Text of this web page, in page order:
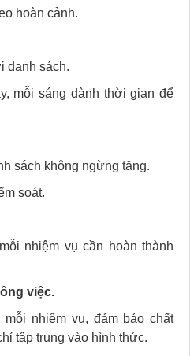
hoàn cảnh.
danh sách.
mỗi sáng dành thời gian để
sách không ngừng tăng.
soát.
nhiệm vụ cần hoàn thành
việc.
nhiệm vụ, đảm bảo chất
tập trung vào hình thức.